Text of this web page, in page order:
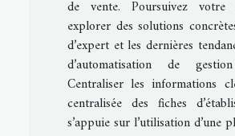
de vente. Poursuivez
explorer des solutions
d’expert et les dernières
d’automatisation de
Centraliser les informations
centralisée des fiches
s’appuie sur l’utilisation d’une